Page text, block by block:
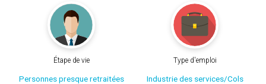
Étape de vie
Personnes presque retraitées
Type d'emploi
Industrie des services/Cols